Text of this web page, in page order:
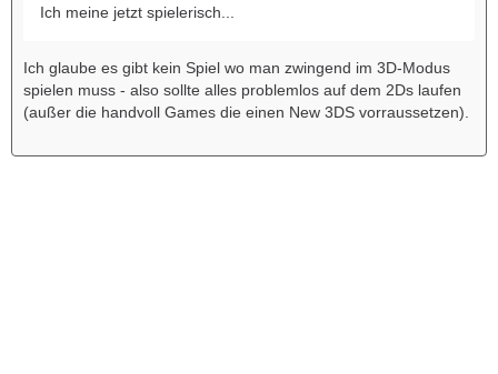
Ich meine jetzt spielerisch...
Ich glaube es gibt kein Spiel wo man zwingend im 3D-Modus
spielen muss - also sollte alles problemlos auf dem 2Ds laufen
(außer die handvoll Games die einen New 3DS vorraussetzen).